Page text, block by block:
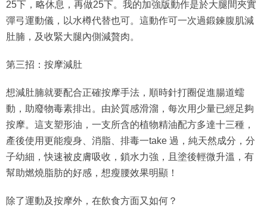
25下，略休息，再做25下。我的加強版動作是於大腿間夾實
彈弓運動儀，以水樽代替也可。這動作可一次過鍛鍊腹肌減
肚腩，及收緊大腿內側減贅肉。
第三招：按摩減肚
想減肚腩就要配合正確按摩手法，順時針打圈促進腸道蠕
動，助廢物毒素排出。由於質感滑溜，每次用少量已經足夠
按摩。這支塑形油，一支所含的植物精油配方多達十三種，
產後使用更能瘦身、消脂、排毒一take 過，純天然成分，分
子幼細，快速被皮膚吸收，鎖水力強，且塗後輕微升溫，有
幫助燃燒脂肪的好感，想瘦腰效果明顯！
除了運動及按摩外，在飲食方面又如何？